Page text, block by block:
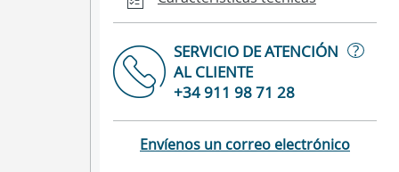
SERVICIO DE ATENCIÓN
AL CLIENTE
?
+34 911 98 71 28
Envíenos un correo electrónico